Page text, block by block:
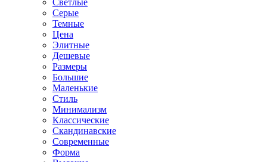
Светлые
Серые
Темные
Цена
Элитные
Дешевые
Размеры
Большие
Маленькие
Стиль
Минимализм
Классические
Скандинавские
Современные
Форма